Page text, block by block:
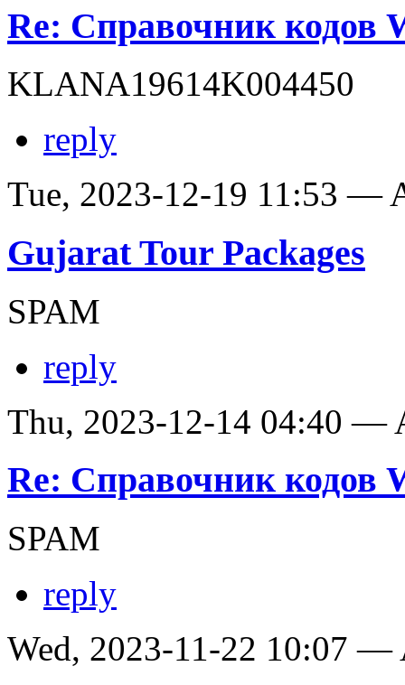
Re: Справочник кодов
KLANA19614K004450
reply
Tue, 2023-12-19 11:53 —
Gujarat Tour Packages
SPAM
reply
Thu, 2023-12-14 04:40 —
Re: Справочник кодов
SPAM
reply
Wed, 2023-11-22 10:07 —